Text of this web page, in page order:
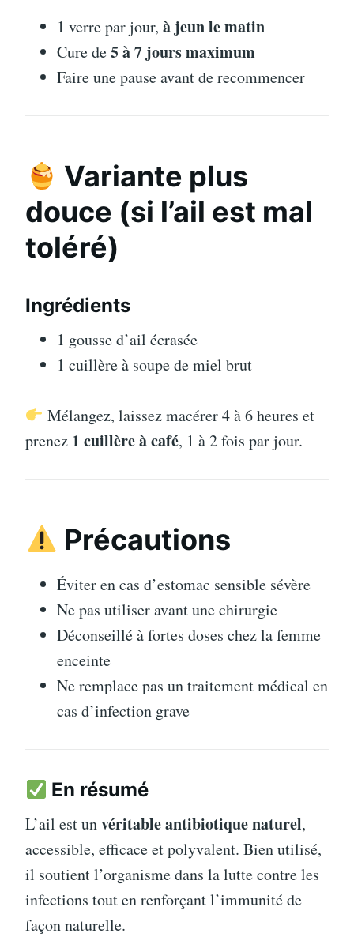
1 verre par jour, à jeun le matin
Cure de5 à 7 jours maximum
Faire une pause avant de recommencer
Variante plus
douce (si l’ail est mal
toléré)
Ingrédients
1 gousse d’ail écrasée
1 cuillère à soupe de miel brut
Mélangez, laissez macérer 4 à 6 heures et
prenez 1 cuillère à café, 1 à 2 fois par jour.
Précautions
Éviter en cas d’estomac sensible sévère
Ne pas utiliser avant une chirurgie
Déconseillé à fortes doses chez la femme
enceinte
Ne remplace pas un traitement médical en
cas d’infection grave
En résumé
L’ail est unvéritable antibiotique naturel,
accessible, efficace et polyvalent. Bien utilisé,
il soutient l’organisme dans la lutte contre les
infections tout en renforçant l’immunité de
façon naturelle.